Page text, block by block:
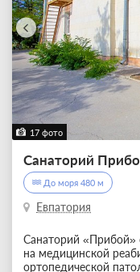
17 фото
Санаторий
До моря 480 м
Евпатория
Санаторий «Прибой»
на медицинской
ортопедической